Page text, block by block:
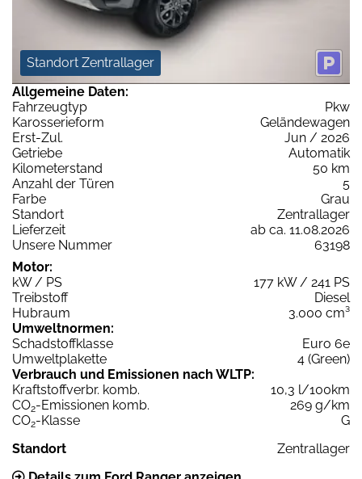
Standort Zentrallager
Allgemeine Daten:
Fahrzeugtyp
Pkw
Karosserieform
Geländewagen
Erst-Zul.
Jun / 2026
Getriebe
Automatik
Kilometerstand
50 km
Anzahl der Türen
5
Farbe
Grau
Standort
Zentrallager
Lieferzeit
ab ca. 11.08.2026
Unsere Nummer
63198
Motor:
kW / PS
177 kW / 241 PS
Treibstoff
Diesel
Hubraum
3.000 cm³
Umweltnormen:
Schadstoffklasse
Euro 6e
Umweltplakette
4 (Green)
Verbrauch und Emissionen nach WLTP:
Kraftstoffverbr. komb.
10,3 l/100km
CO2-Emissionen komb.
269 g/km
CO2-Klasse
G
Standort
Zentrallager